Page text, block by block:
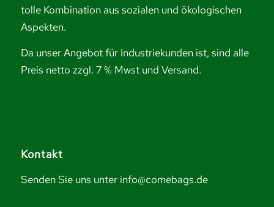
tolle Kombination aus sozialen und ökologischen
Aspekten.
Da unser Angebot für Industriekunden ist, sind alle
Preis netto zzgl. 7 % Mwst und Versand.
Kontakt
Senden Sie uns unter info@comebags.de